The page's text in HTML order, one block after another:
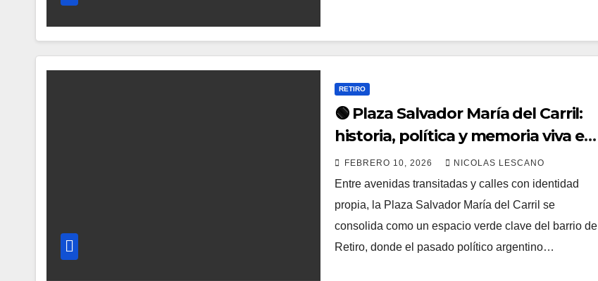
RETIRO
🟢 Plaza Salvador María del Carril:
historia, política y memoria viva en
pleno Retiro
FEBRERO 10, 2026 NICOLAS LESCANO
Entre avenidas transitadas y calles con identidad
propia, la Plaza Salvador María del Carril se
consolida como un espacio verde clave del barrio de
Retiro, donde el pasado político argentino…